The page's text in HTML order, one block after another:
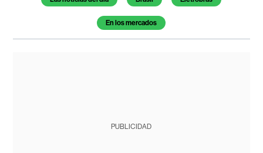
En los mercados
PUBLICIDAD